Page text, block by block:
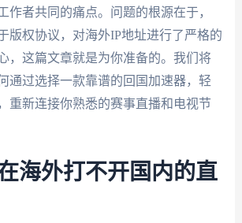
作者共同的痛点。问题的根源在于，
版权协议，对海外IP地址进行了严格的
，这篇文章就是为你准备的。我们将
通过选择一款靠谱的回国加速器，轻
重新连接你熟悉的赛事直播和电视节
海外打不开国内的直